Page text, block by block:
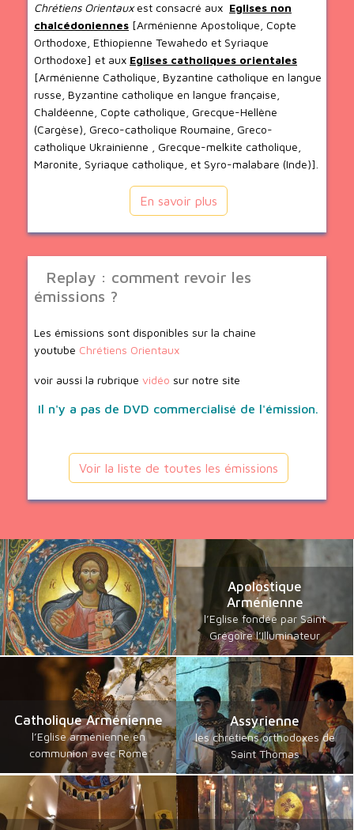
Chrétiens Orientauxest consacré aux Eglises non
chalcédoniennes [Arménienne Apostolique, Copte
Orthodoxe, Ethiopienne Tewahedo et Syriaque
Orthodoxe] et aux Eglises catholiques orientales
[Arménienne Catholique, Byzantine catholique en langue
russe, Byzantine catholique en langue française,
Chaldéenne, Copte catholique, Grecque-Hellène
(Cargèse), Greco-catholique Roumaine, Greco-
catholique Ukrainienne , Grecque-melkite catholique,
Maronite, Syriaque catholique, et Syro-malabare (Inde)].
En savoir plus
Replay : comment revoir les
émissions ?
Les émissions sont disponibles sur la chaine
youtube Chrétiens Orientaux
voir aussi la rubrique vidéo sur notre site
Il n'y a pas de DVD commercialisé de l'émission.
Voir la liste de toutes les émissions
Apolostique
Arménienne
l’Eglise fondée par Saint
Grégoire l’Illuminateur
Catholique Arménienne
l’Eglise arménienne en
communion avec Rome
Assyrienne
les chrétiens orthodoxes de
Saint Thomas